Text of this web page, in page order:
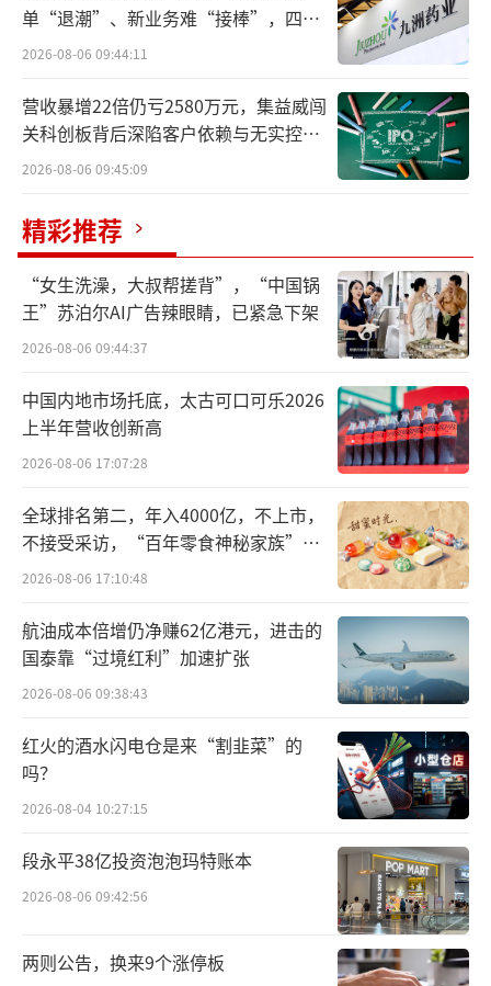
队构成、市场前景、商业模式等方面具有发展
潜力的高成长企业，通过资金、产业、市场、
技术等方面的精准资源匹配，实现“以赛促产,
以赛赋能”的目标，助推元宇宙经济高质量发
工业和信息化部科技司科技发展处处长王正
王正处长指出，工业和信息化部积极贯彻
党中央国务院的决策部署，抢抓新一代信息技
术发展机遇，在元宇宙领域通过政策顶层谋
划、推动产业创新、夯实标准基础、培育产业
生态等多方面工作，全面推动元宇宙产业的发
展。同时，工信部还提出了坚持创新驱动、完
善发展环境、拓展应用场景、坚持安全为要等
培育更多具备创新创业能力的优秀企业，推动
元宇宙产业持续健康发展。
单“退潮”、新业务难“接棒”，四大
难关待闯
2026-08-06 09:44:11
营收暴增22倍仍亏2580万元，集益威闯
关科创板背后深陷客户依赖与无实控人
困局
2026-08-06 09:45:09
精彩推荐
“女生洗澡，大叔帮搓背”，“中国锅
王”苏泊尔AI广告辣眼睛，已紧急下架
2026-08-06 09:44:37
中国内地市场托底，太古可口可乐2026
上半年营收创新高
2026-08-06 17:07:28
全球排名第二，年入4000亿，不上市，
不接受采访，“百年零食神秘家族”浮
出水面？
2026-08-06 17:10:48
航油成本倍增仍净赚62亿港元，进击的
国泰靠“过境红利”加速扩张
2026-08-06 09:38:43
红火的酒水闪电仓是来“割韭菜”的
吗？
2026-08-04 10:27:15
段永平38亿投资泡泡玛特账本
2026-08-06 09:42:56
两则公告，换来9个涨停板